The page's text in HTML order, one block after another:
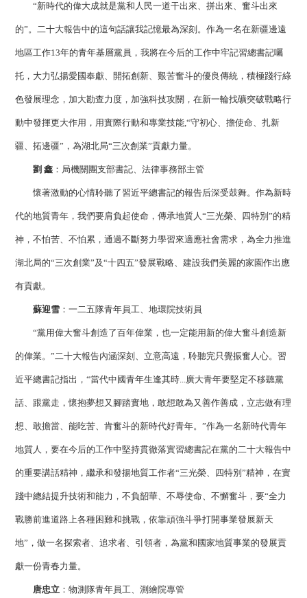
“新時代的偉大成就是黨和人民一道干出來、拼出來、奮斗出來
的”。二十大報告中的這句話讓我記憶最為深刻。作為一名在新疆邊遠
地區工作13年的青年基層黨員，我將在今后的工作中牢記習總書記囑
托，大力弘揚愛國奉獻、開拓創新、艱苦奮斗的優良傳統，積極踐行綠
色發展理念，加大勘查力度，加強科技攻關，在新一輪找礦突破戰略行
動中發揮更大作用，用實際行動和專業技能,“守初心、擔使命、扎新
疆、拓邊疆”，為湖北局“三次創業”貢獻力量。
劉 鑫：局機關團支部書記、法律事務部主管
懷著激動的心情聆聽了習近平總書記的報告后深受鼓舞。作為新時
代的地質青年，我們要肩負起使命，傳承地質人“三光榮、四特別”的精
神，不怕苦、不怕累，通過不斷努力學習來適應社會需求，為全力推進
湖北局的“三次創業”及“十四五”發展戰略、建設我們美麗的家園作出應
有貢獻。
蘇迎雪：一二五隊青年員工、地環院技術員
“黨用偉大奮斗創造了百年偉業，也一定能用新的偉大奮斗創造新
的偉業。”二十大報告內涵深刻、立意高遠，聆聽完只覺振奮人心。習
近平總書記指出，“當代中國青年生逢其時...廣大青年要堅定不移聽黨
話、跟黨走，懷抱夢想又腳踏實地，敢想敢為又善作善成，立志做有理
想、敢擔當、能吃苦、肯奮斗的新時代好青年。”作為一名新時代青年
地質人，要在今后的工作中堅持貫徹落實習總書記在黨的二十大報告中
的重要講話精神，繼承和發揚地質工作者“三光榮、四特別”精神，在實
踐中總結提升技術和能力，不負韶華、不辱使命、不懈奮斗，要“全力
戰勝前進道路上各種困難和挑戰，依靠頑強斗爭打開事業發展新天
地”，做一名探索者、追求者、引領者，為黨和國家地質事業的發展貢
獻一份青春力量。
唐忠立：物測隊青年員工、測繪院專管